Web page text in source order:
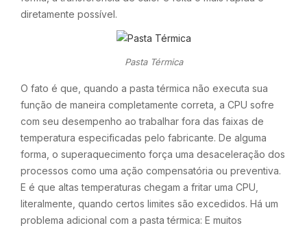
diretamente possível.
Pasta Térmica
O fato é que, quando a pasta térmica não executa sua
função de maneira completamente correta, a CPU sofre
com seu desempenho ao trabalhar fora das faixas de
temperatura especificadas pelo fabricante. De alguma
forma, o superaquecimento força uma desaceleração dos
processos como uma ação compensatória ou preventiva.
E é que altas temperaturas chegam a fritar uma CPU,
literalmente, quando certos limites são excedidos. Há um
problema adicional com a pasta térmica: E muitos